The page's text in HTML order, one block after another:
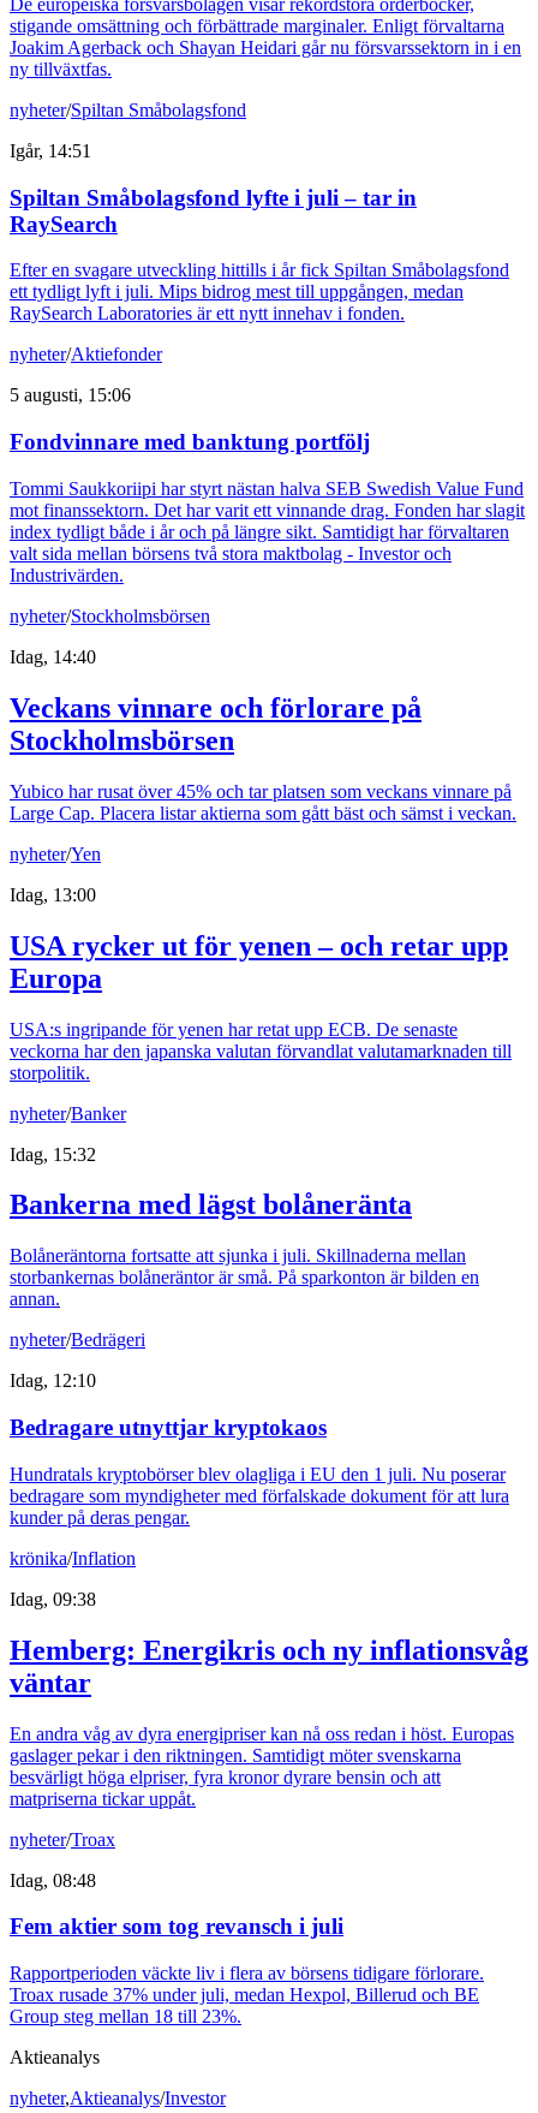
De europeiska försvarsbolagen visar rekordstora orderböcker,
stigande omsättning och förbättrade marginaler. Enligt förvaltarna
Joakim Agerback och Shayan Heidari går nu försvarssektorn in i en
ny tillväxtfas.
nyheter/Spiltan Småbolagsfond
Igår, 14:51
Spiltan Småbolagsfond lyfte i juli – tar in
RaySearch
Efter en svagare utveckling hittills i år fick Spiltan Småbolagsfond
ett tydligt lyft i juli. Mips bidrog mest till uppgången, medan
RaySearch Laboratories är ett nytt innehav i fonden.
nyheter/Aktiefonder
5 augusti, 15:06
Fondvinnare med banktung portfölj
Tommi Saukkoriipi har styrt nästan halva SEB Swedish Value Fund
mot finanssektorn. Det har varit ett vinnande drag. Fonden har slagit
index tydligt både i år och på längre sikt. Samtidigt har förvaltaren
valt sida mellan börsens två stora maktbolag - Investor och
Industrivärden.
nyheter/Stockholmsbörsen
Idag, 14:40
Veckans vinnare och förlorare på
Stockholmsbörsen
Yubico har rusat över 45% och tar platsen som veckans vinnare på
Large Cap. Placera listar aktierna som gått bäst och sämst i veckan.
nyheter/Yen
Idag, 13:00
USA rycker ut för yenen – och retar upp
Europa
USA:s ingripande för yenen har retat upp ECB. De senaste
veckorna har den japanska valutan förvandlat valutamarknaden till
storpolitik.
nyheter/Banker
Idag, 15:32
Bankerna med lägst bolåneränta
Bolåneräntorna fortsatte att sjunka i juli. Skillnaderna mellan
storbankernas bolåneräntor är små. På sparkonton är bilden en
annan.
nyheter/Bedrägeri
Idag, 12:10
Bedragare utnyttjar kryptokaos
Hundratals kryptobörser blev olagliga i EU den 1 juli. Nu poserar
bedragare som myndigheter med förfalskade dokument för att lura
kunder på deras pengar.
krönika/Inflation
Idag, 09:38
Hemberg: Energikris och ny inflationsvåg
väntar
En andra våg av dyra energipriser kan nå oss redan i höst. Europas
gaslager pekar i den riktningen. Samtidigt möter svenskarna
besvärligt höga elpriser, fyra kronor dyrare bensin och att
matpriserna tickar uppåt.
nyheter/Troax
Idag, 08:48
Fem aktier som tog revansch i juli
Rapportperioden väckte liv i flera av börsens tidigare förlorare.
Troax rusade 37% under juli, medan Hexpol, Billerud och BE
Group steg mellan 18 till 23%.
Aktieanalys
nyheter,Aktieanalys/Investor